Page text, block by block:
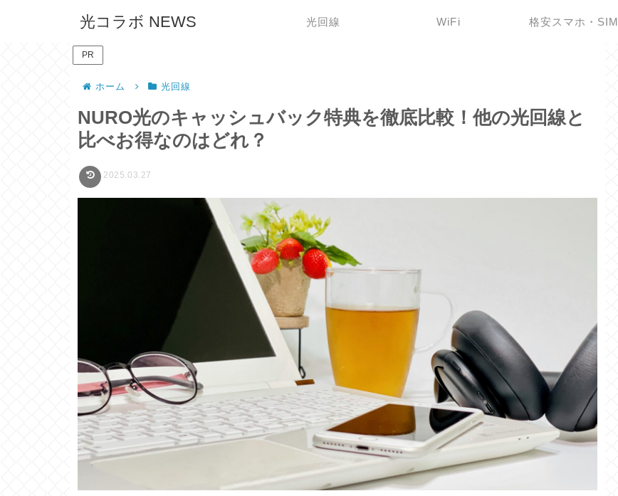
光コラボ NEWS 光回線 WiFi 格安スマホ・SIM
PR
ホーム 光回線
NURO光のキャッシュバック特典を徹底比較！他の光回線と
比べお得なのはどれ？
2025.03.27